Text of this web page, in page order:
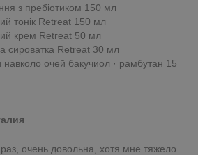
з пребіотиком 150 мл
тонік Retreat 150 мл
крем Retreat 50 мл
сироватка Retreat 30 мл
очей бакучиол · рамбутан 15
очень довольна, хотя мне тяжело